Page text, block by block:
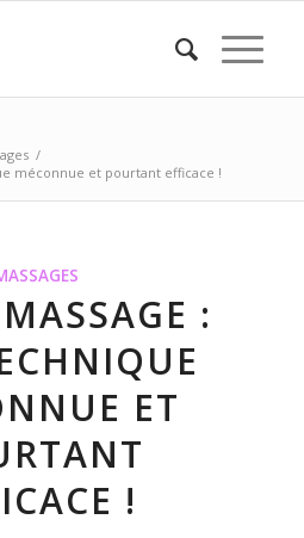
/
méconnue et pourtant efficace !
:
ET
!